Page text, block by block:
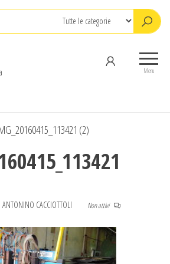
Menu
(2)
ANTONINO CACCIOTTOLI Non attivi